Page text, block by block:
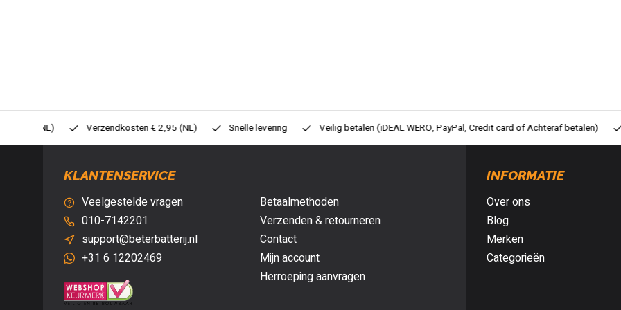
Verzendkosten € 2,95 (NL) Snelle levering Veilig betalen (iDEAL WERO, PayPal, Credit card of Achteraf betalen)
KLANTENSERVICE
Veelgestelde vragen
010-7142201
support@beterbatterij.nl
+31 6 12202469
Betaalmethoden
Verzenden & retourneren
Contact
Mijn account
Herroeping aanvragen
INFORMATIE
Over ons
Blog
Merken
Categorieën